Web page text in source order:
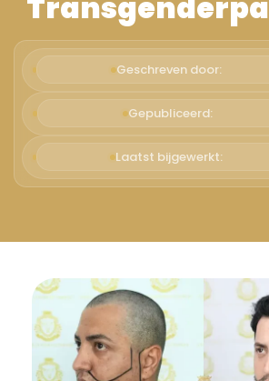
Geschreven door:
Gepubliceerd:
Laatst bijgewerkt: